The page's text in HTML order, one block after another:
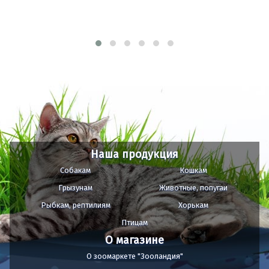
Наша продукция
Собакам
Кошкам
Грызунам
Животные, попугаи
Рыбкам, рептилиям
Хорькам
Птицам
О магазине
О зоомаркете "Зооландия"